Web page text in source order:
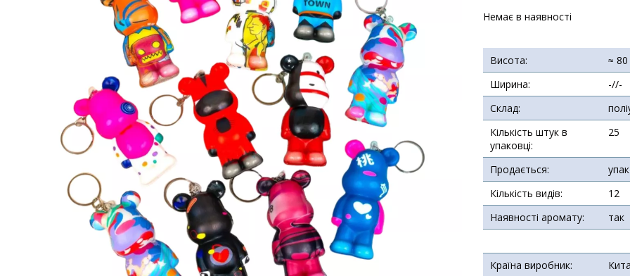
Немає в наявності
Висота:
≈
Ширина:
-//-
Склад:
Кількість штук в
упаковці:
25
Продається:
Кількість видів:
12
Наявності аромату:
так
Країна виробник: